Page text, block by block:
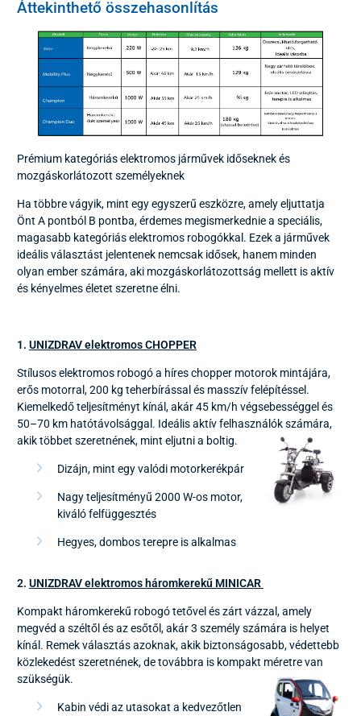
Áttekinthető összehasonlítás
Prémium kategóriás elektromos járművek időseknek és
mozgáskorlátozott személyeknek
Ha többre vágyik, mint egy egyszerű eszközre, amely eljuttatja
Önt A pontból B pontba, érdemes megismerkednie a speciális,
magasabb kategóriás elektromos robogókkal. Ezek a járművek
ideális választást jelentenek nemcsak idősek, hanem minden
olyan ember számára, aki mozgáskorlátozottság mellett is aktív
és kényelmes életet szeretne élni.
1. UNIZDRAV elektromos CHOPPER
Stílusos elektromos robogó a híres chopper motorok mintájára,
erős motorral, 200 kg teherbírással és masszív felépítéssel.
Kiemelkedő teljesítményt kínál, akár 45 km/h végsebességgel és
50–70 km hatótávolsággal. Ideális aktív felhasználók számára,
akik többet szeretnének, mint eljutni a boltig.
Dizájn, mint egy valódi motorkerékpár
Nagy teljesítményű 2000 W-os motor,
kiváló felfüggesztés
Hegyes, dombos terepre is alkalmas
2. UNIZDRAV elektromos háromkerekű MINICAR
Kompakt háromkerekű robogó tetővel és zárt vázzal, amely
megvéd a széltől és az esőtől, akár 3 személy számára is helyet
kínál. Remek választás azoknak, akik biztonságosabb, védettebb
közlekedést szeretnének, de továbbra is kompakt méretre van
szükségük.
Kabin védi az utasokat a kedvezőtlen